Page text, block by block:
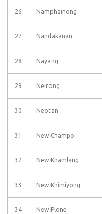
26 Namphainong
27 Nandakanan
28 Nayang
29 Neirong
30 Neotan
31 New Champo
32 New Khamlang
33 New Khimiyong
34 New Plone